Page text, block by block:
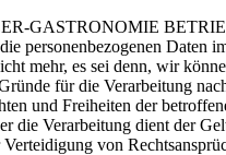
GASTRONOMIE
personenbezogenen Daten
mehr, es sei denn, wir
für die Verarbeitung
und Freiheiten der
die Verarbeitung dient der
von